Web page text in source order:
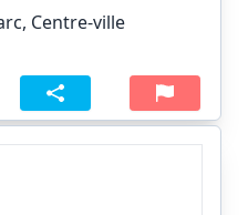
Centre-ville